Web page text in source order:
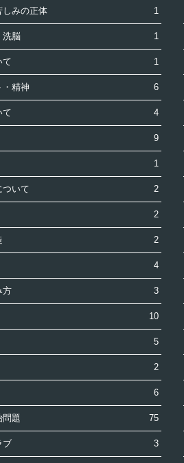
しみの正体 1
洗脳 1
て 1
・精神 6
て 4
9
1
ついて 2
2
2
4
方 3
10
5
2
6
問題 75
ブ 3